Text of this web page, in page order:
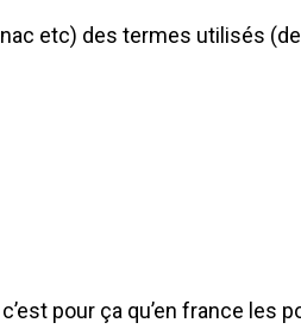
etc) des termes utilisés
pour ça qu’en france